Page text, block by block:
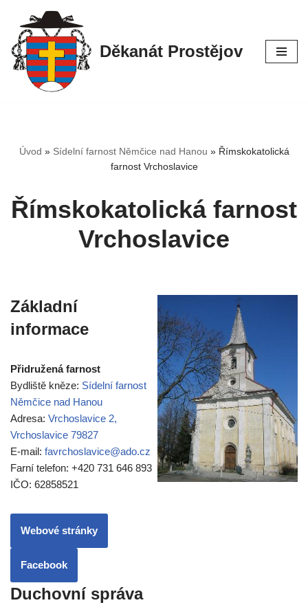
Přeskočit
na
obsah
Děkanát Prostějov
Úvod » Sídelní farnost Němčice nad Hanou » Římskokatolická
farnost Vrchoslavice
Římskokatolická farnost
Vrchoslavice
Základní
informace
Přidružená farnost
Bydliště kněze: Sídelní farnost
Němčice nad Hanou
Adresa: Vrchoslavice 2,
Vrchoslavice 79827
E-mail: favrchoslavice@ado.cz
Farní telefon: +420 731 646 893
IČO: 62858521
Webové stránky
Facebook
Duchovní správa